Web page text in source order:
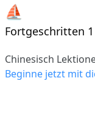
⛵️
Fortgeschritten 1
Chinesisch
Beginne jetzt mit